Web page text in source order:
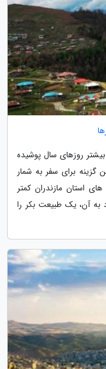
روزهای سال پوشیده
گزینه برای سفر به شمار
استان مازندران کمتر
آن، یک طبیعت بکر را